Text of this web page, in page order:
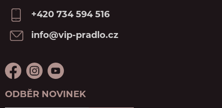
+420 734 594 516
info@vip-pradlo.cz
ODBĚR NOVINEK